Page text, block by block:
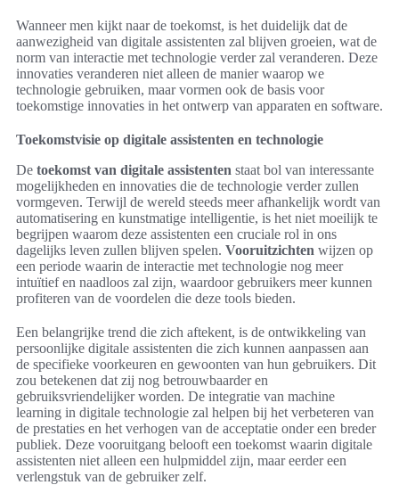
Wanneer men kijkt naar de toekomst, is het duidelijk dat de
aanwezigheid van digitale assistenten zal blijven groeien, wat de
norm van interactie met technologie verder zal veranderen. Deze
innovaties veranderen niet alleen de manier waarop we
technologie gebruiken, maar vormen ook de basis voor
toekomstige innovaties in het ontwerp van apparaten en software.
Toekomstvisie op digitale assistenten en technologie
De toekomst van digitale assistenten staat bol van interessante
mogelijkheden en innovaties die de technologie verder zullen
vormgeven. Terwijl de wereld steeds meer afhankelijk wordt van
automatisering en kunstmatige intelligentie, is het niet moeilijk te
begrijpen waarom deze assistenten een cruciale rol in ons
dagelijks leven zullen blijven spelen. Vooruitzichten wijzen op
een periode waarin de interactie met technologie nog meer
intuïtief en naadloos zal zijn, waardoor gebruikers meer kunnen
profiteren van de voordelen die deze tools bieden.
Een belangrijke trend die zich aftekent, is de ontwikkeling van
persoonlijke digitale assistenten die zich kunnen aanpassen aan
de specifieke voorkeuren en gewoonten van hun gebruikers. Dit
zou betekenen dat zij nog betrouwbaarder en
gebruiksvriendelijker worden. De integratie van machine
learning in digitale technologie zal helpen bij het verbeteren van
de prestaties en het verhogen van de acceptatie onder een breder
publiek. Deze vooruitgang belooft een toekomst waarin digitale
assistenten niet alleen een hulpmiddel zijn, maar eerder een
verlengstuk van de gebruiker zelf.